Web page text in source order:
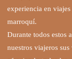
experiencia en
marroquí.
Durante todos estos
nuestros viajeros